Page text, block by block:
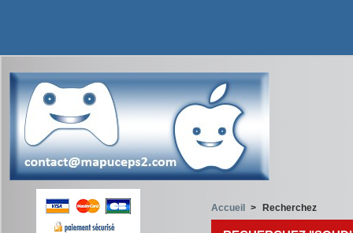
Accueil > Recherchez